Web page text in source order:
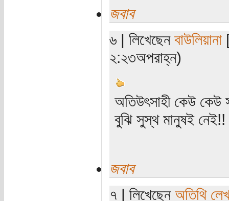
জবাব
৬ | লিখেছেন বাউলিয়ানা
২:২৩অপরাহ্ন)
অতিউৎসাহী কেউ কেউ
বুঝি সুস্থ মানুষই নেই!!
জবাব
৭ | লিখেছেন অতিথি